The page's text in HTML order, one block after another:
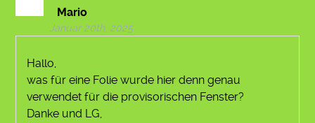
Mario
Januar 20th, 2025
Hallo,
was für eine Folie wurde hier denn genau
verwendet für die provisorischen Fenster?
Danke und LG,